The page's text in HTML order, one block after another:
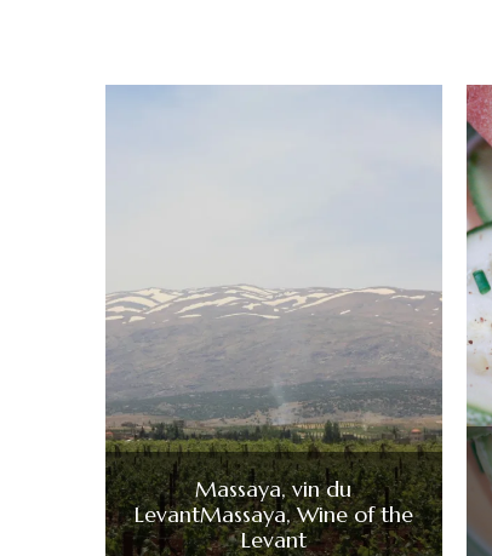
Massaya, vin du
LevantMassaya, Wine of the
Levant